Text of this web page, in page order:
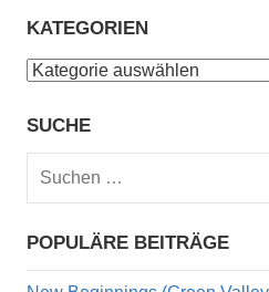
KATEGORIEN
Kategorien
SUCHE
Suchen
POPULÄRE BEITRÄGE